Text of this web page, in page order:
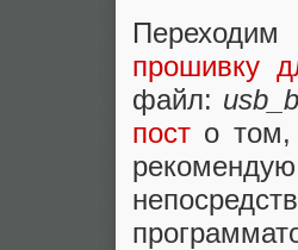
прошивку
файл:
пост о том,